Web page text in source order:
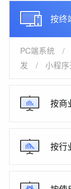
按终
PC端系统 /
发
/ 小程
按商
按行